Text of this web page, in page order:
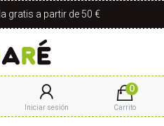
gratis a partir de 50 €
Iniciar sesión
0
Carrito